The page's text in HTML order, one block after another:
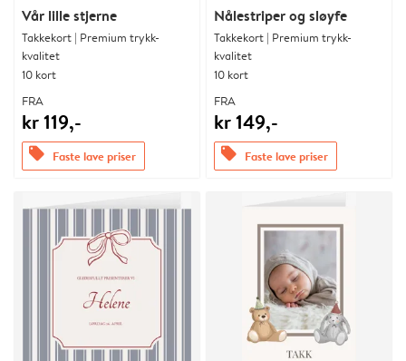
Vår lille stjerne
Takkekort | Premium trykk-
kvalitet
10 kort
FRA
kr 119,-
offers Faste lave priser
Nålestriper og sløyfe
Takkekort | Premium trykk-
kvalitet
10 kort
FRA
kr 149,-
offers Faste lave priser